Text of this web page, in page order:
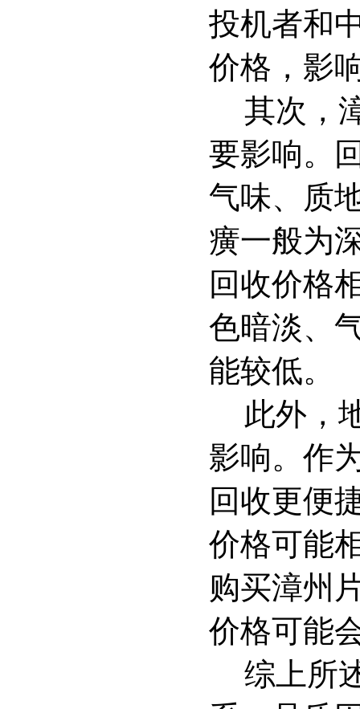
投机者和
价格，影
其次，
要影响。
气味、质
癀一般为
回收价格
色暗淡、
能较低。
此外，
影响。作
回收更便
价格可能
购买漳州
价格可能
综上所